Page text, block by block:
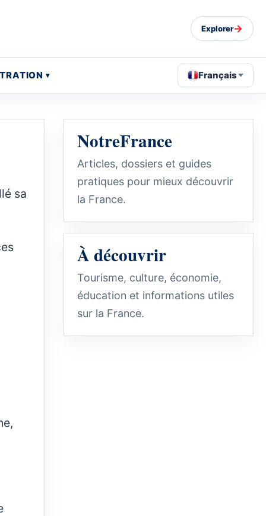
Explorer→
Français
sa
NotreFrance
Articles, dossiers et guides
pratiques pour mieux découvrir
la France.
À découvrir
Tourisme, culture, économie,
éducation et informations utiles
sur la France.